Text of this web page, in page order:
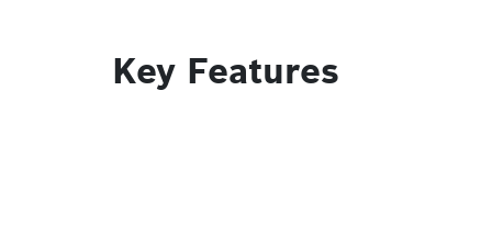
Key Features